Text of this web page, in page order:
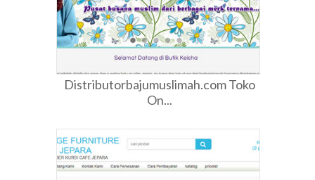
Distributorbajumuslimah.com Toko
On...